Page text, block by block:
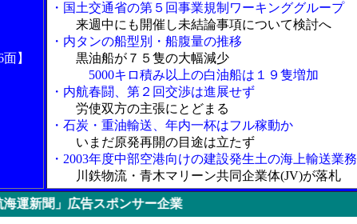
】
・国土交通省の第５回事業規制ワーキンググループ
来週中にも開催し未結論事項について検討へ
・内タンの船型別・船腹量の推移
黒油船が７５隻の大幅減少
5000キロ積み以上の白油船は１９隻増加
・内航春闘、第２回交渉は進展せず
労使双方の主張にとどまる
・石炭・重油輸送、年内一杯はフル稼動か
いまだ原発再開の目途は立たず
・2003年度中部空港向けの建設発生土の海上輸送業務
川鉄物流・青木マリーン共同企業体(JV)が落札
スポンサー企業